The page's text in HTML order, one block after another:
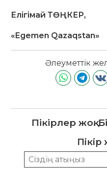
Елігімай ТӨҢКЕР,
«Egemen Qazaqstan»
Әлеуметтік
Пікірлер жоқ.
Пікір